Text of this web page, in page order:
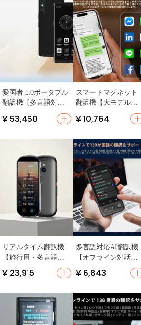
愛国者 5.0ポータブル
翻訳機【多言語対
応・同時通訳・旅行
用】
¥ 53,460
スマートマグネット
翻訳機【大モデル・A
I対話・オフライン翻
訳・リアルタイム同
¥ 10,764
リアルタイム翻訳機
【旅行用・多言語対
応・音声翻訳・ポー
タブルデザイン】
¥ 23,915
多言語対応AI翻訳機
【オフライン対話・
リアルタイム翻訳】
¥ 6,843